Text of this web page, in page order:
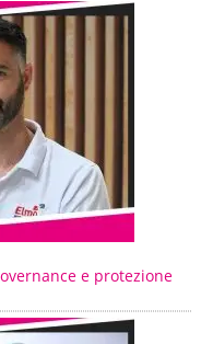
e protezione